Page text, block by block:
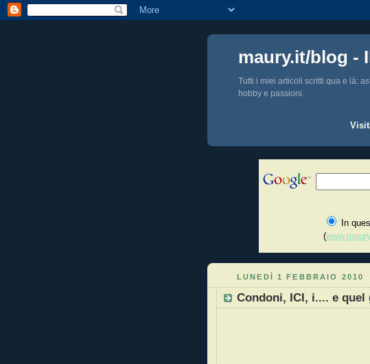
maury.it/blog -
Tutti i miei articoli scritti qua e là:
hobby e passioni.
In
(
LUNEDÌ 1 FEBBRAIO 2010
Condoni, ICI, i.... e